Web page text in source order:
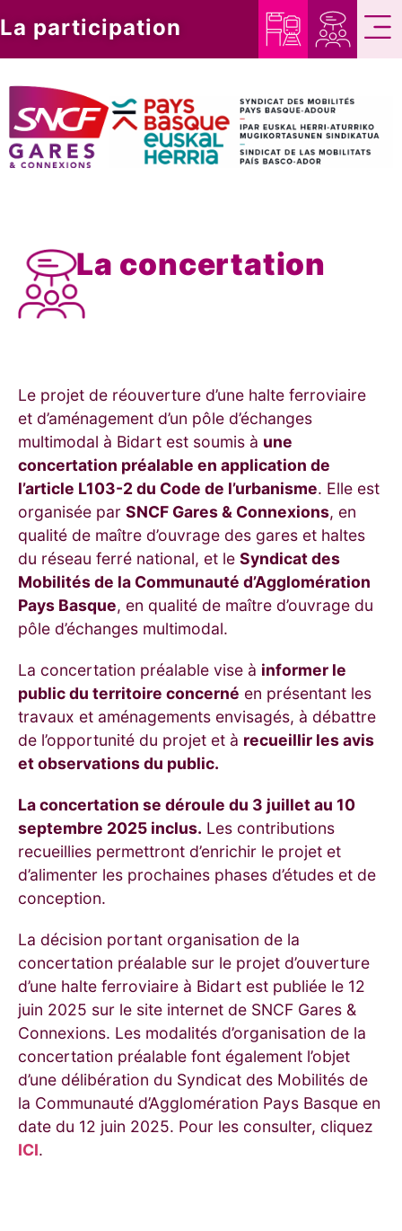
La participation
La concertation
Le projet de réouverture d’une halte ferroviaire
et d’aménagement d’un pôle d’échanges
multimodal à Bidart est soumis à une
concertation préalable en application de
l’article L103-2 du Code de l’urbanisme. Elle est
organisée par SNCF Gares & Connexions, en
qualité de maître d’ouvrage des gares et haltes
du réseau ferré national, et le Syndicat des
Mobilités de la Communauté d’Agglomération
Pays Basque, en qualité de maître d’ouvrage du
pôle d’échanges multimodal.
La concertation préalable vise à informer le
public du territoire concerné en présentant les
travaux et aménagements envisagés, à débattre
de l’opportunité du projet et à recueillir les avis
et observations du public.
La concertation se déroule du 3 juillet au 10
septembre 2025 inclus. Les contributions
recueillies permettront d’enrichir le projet et
d’alimenter les prochaines phases d’études et de
conception.
La décision portant organisation de la
concertation préalable sur le projet d’ouverture
d’une halte ferroviaire à Bidart est publiée le 12
juin 2025 sur le site internet de SNCF Gares &
Connexions. Les modalités d’organisation de la
concertation préalable font également l’objet
d’une délibération du Syndicat des Mobilités de
la Communauté d’Agglomération Pays Basque en
date du 12 juin 2025. Pour les consulter, cliquez
ICI.